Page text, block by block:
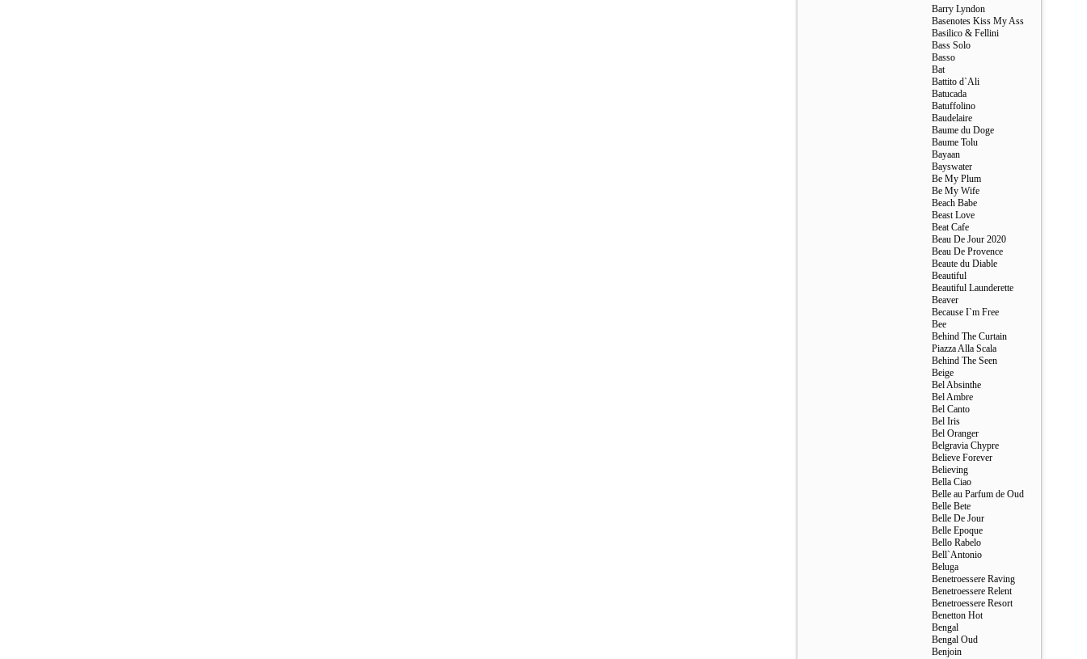
Barry Lyndon
Basenotes Kiss My Ass
Basilico & Fellini
Bass Solo
Basso
Bat
Battito d`Ali
Batucada
Batuffolino
Baudelaire
Baume du Doge
Baume Tolu
Bayaan
Bayswater
Be My Plum
Be My Wife
Beach Babe
Beast Love
Beat Cafe
Beau De Jour 2020
Beau De Provence
Beaute du Diable
Beautiful
Beautiful Launderette
Beaver
Because I`m Free
Bee
Behind The Curtain
Piazza Alla Scala
Behind The Seen
Beige
Bel Absinthe
Bel Ambre
Bel Canto
Bel Iris
Bel Oranger
Belgravia Chypre
Believe Forever
Believing
Bella Ciao
Belle au Parfum de Oud
Belle Bete
Belle De Jour
Belle Epoque
Bello Rabelo
Bell`Antonio
Beluga
Benetroessere Raving
Benetroessere Relent
Benetroessere Resort
Benetton Hot
Bengal
Bengal Oud
Benjoin